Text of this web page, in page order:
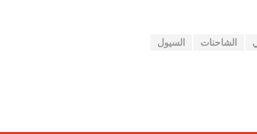
الشاحنات السيول